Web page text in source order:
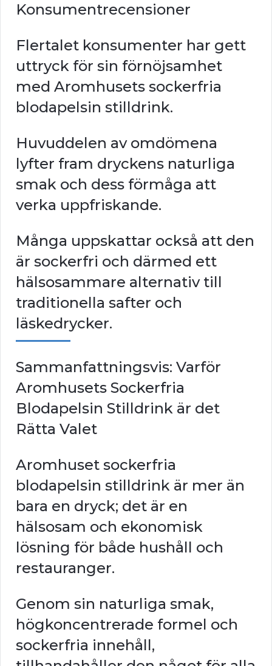
Konsumentrecensioner
Flertalet konsumenter har gett
uttryck för sin förnöjsamhet
med Aromhusets sockerfria
blodapelsin stilldrink.
Huvuddelen av omdömena
lyfter fram dryckens naturliga
smak och dess förmåga att
verka uppfriskande.
Många uppskattar också att den
är sockerfri och därmed ett
hälsosammare alternativ till
traditionella safter och
läskedrycker.
Sammanfattningsvis: Varför
Aromhusets Sockerfria
Blodapelsin Stilldrink är det
Rätta Valet
Aromhuset sockerfria
blodapelsin stilldrink är mer än
bara en dryck; det är en
hälsosam och ekonomisk
lösning för både hushåll och
restauranger.
Genom sin naturliga smak,
högkoncentrerade formel och
sockerfria innehåll,